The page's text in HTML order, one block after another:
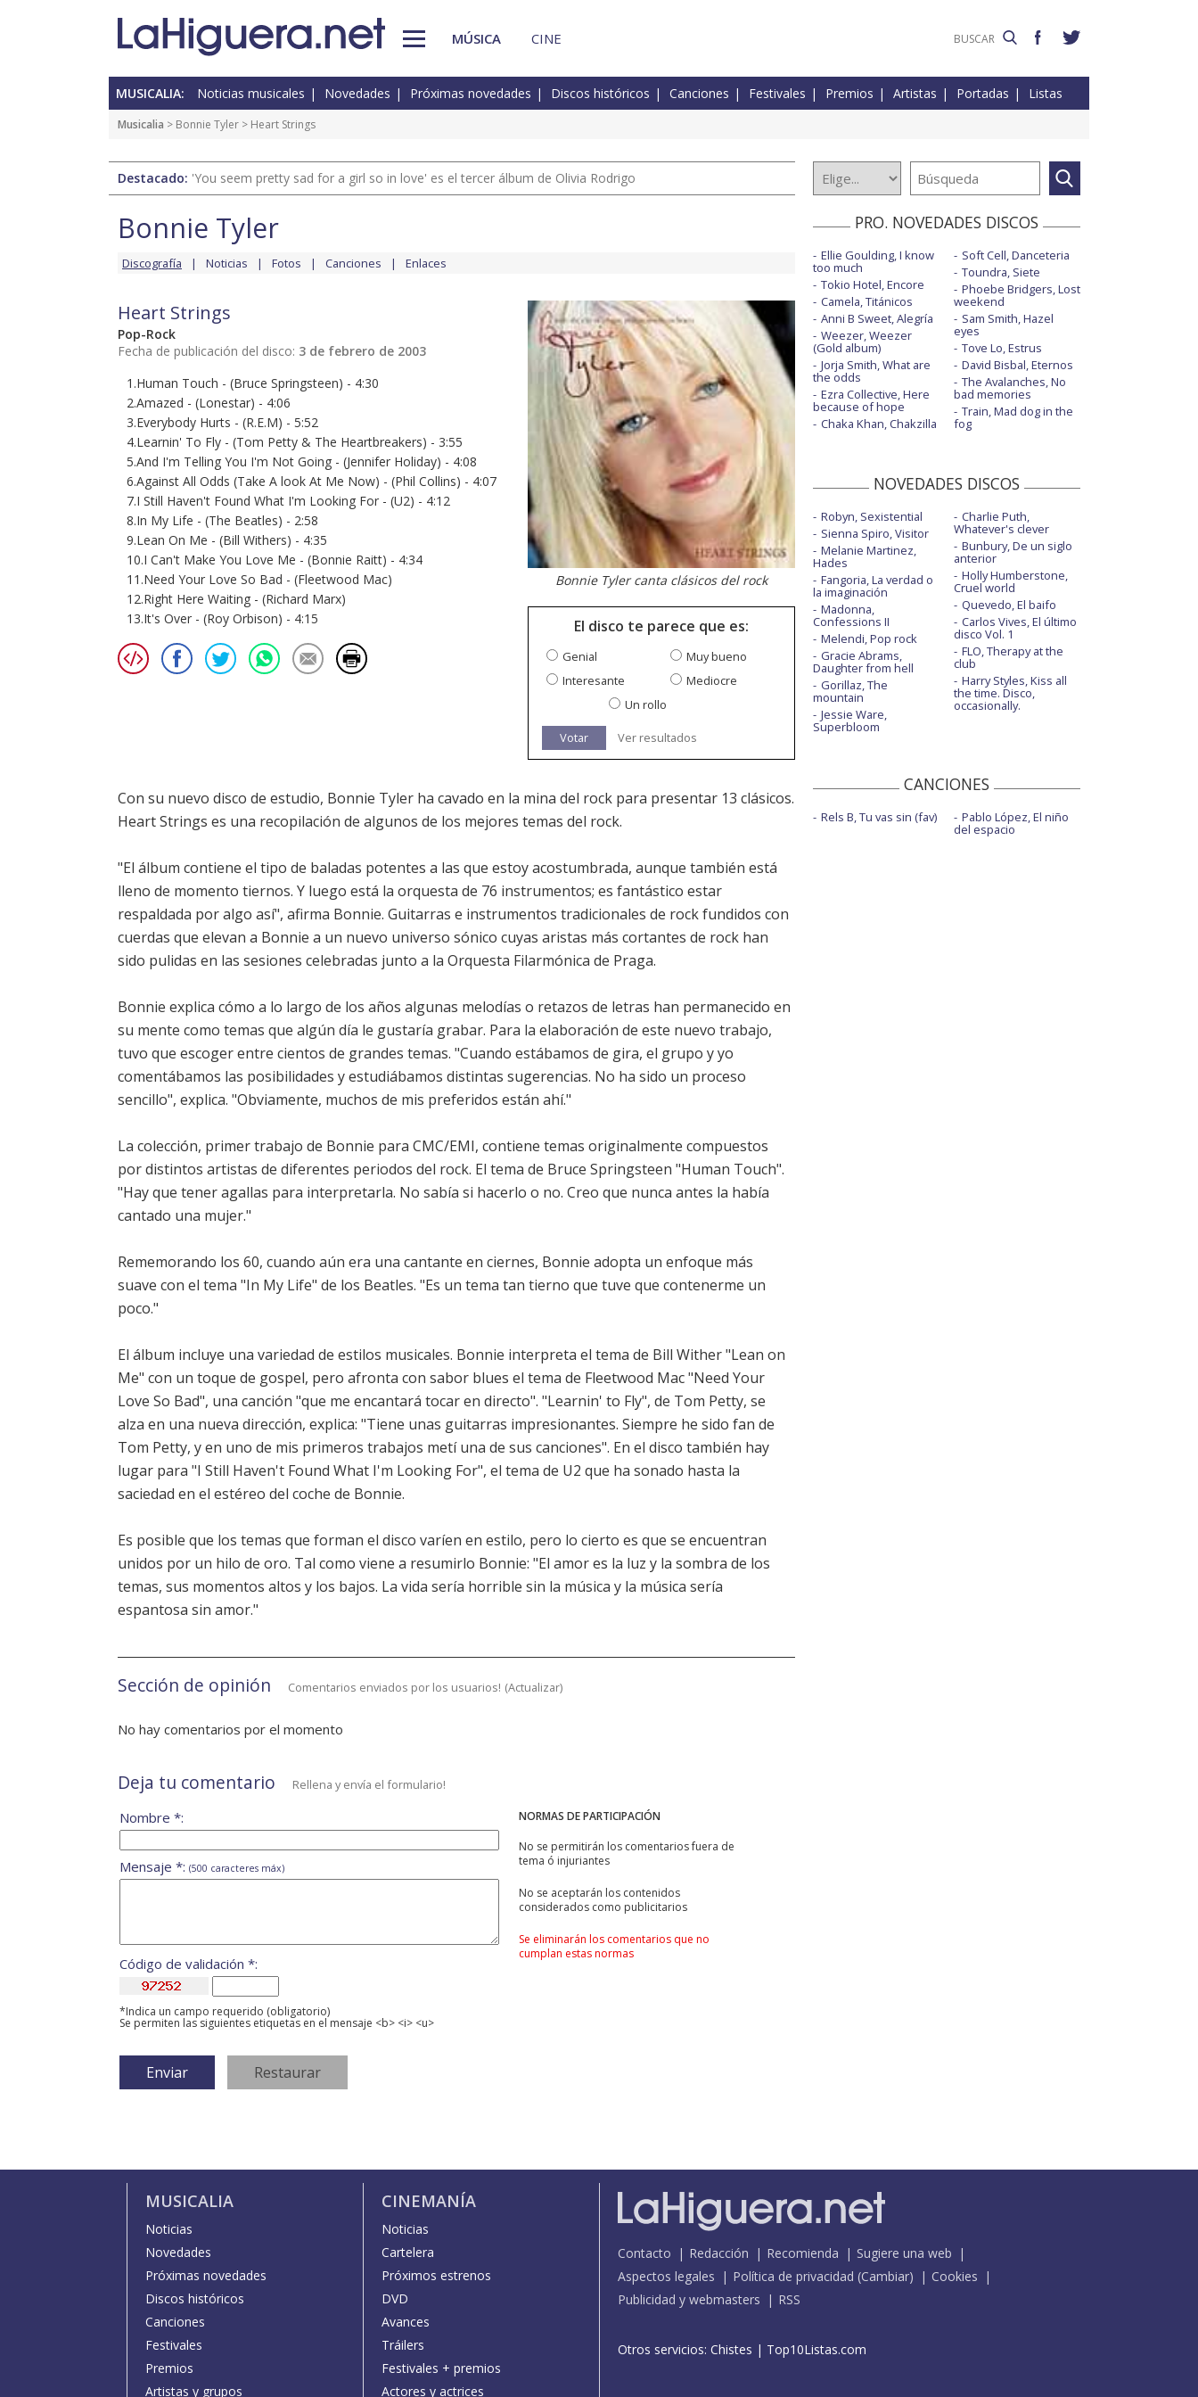
MÚSICA CINE
MUSICALIA: Noticias musicales Novedades Próximas novedades Discos históricos Canciones Festivales Premios Artistas Portadas Listas
Musicalia > Bonnie Tyler > Heart Strings
Destacado: 'You seem pretty sad for a girl so in love' es el tercer álbum de Olivia Rodrigo
Bonnie Tyler
Discografía Noticias Fotos Canciones Enlaces
Heart Strings
Pop-Rock
Fecha de publicación del disco: 3 de febrero de 2003
1.Human Touch - (Bruce Springsteen) - 4:30
2.Amazed - (Lonestar) - 4:06
3.Everybody Hurts - (R.E.M) - 5:52
4.Learnin' To Fly - (Tom Petty & The Heartbreakers) - 3:55
5.And I'm Telling You I'm Not Going - (Jennifer Holiday) - 4:08
6.Against All Odds (Take A look At Me Now) - (Phil Collins) - 4:07
7.I Still Haven't Found What I'm Looking For - (U2) - 4:12
8.In My Life - (The Beatles) - 2:58
9.Lean On Me - (Bill Withers) - 4:35
10.I Can't Make You Love Me - (Bonnie Raitt) - 4:34
11.Need Your Love So Bad - (Fleetwood Mac)
12.Right Here Waiting - (Richard Marx)
13.It's Over - (Roy Orbison) - 4:15
Bonnie Tyler canta clásicos del rock
El disco te parece que es:
Genial
Muy bueno
Interesante
Mediocre
Un rollo
Votar Ver resultados
Con su nuevo disco de estudio, Bonnie Tyler ha cavado en la mina del rock para presentar 13 clásicos.
Heart Strings es una recopilación de algunos de los mejores temas del rock.
"El álbum contiene el tipo de baladas potentes a las que estoy acostumbrada, aunque también está
lleno de momento tiernos. Y luego está la orquesta de 76 instrumentos; es fantástico estar
respaldada por algo así", afirma Bonnie. Guitarras e instrumentos tradicionales de rock fundidos con
cuerdas que elevan a Bonnie a un nuevo universo sónico cuyas aristas más cortantes de rock han
sido pulidas en las sesiones celebradas junto a la Orquesta Filarmónica de Praga.
Bonnie explica cómo a lo largo de los años algunas melodías o retazos de letras han permanecido en
su mente como temas que algún día le gustaría grabar. Para la elaboración de este nuevo trabajo,
tuvo que escoger entre cientos de grandes temas. "Cuando estábamos de gira, el grupo y yo
comentábamos las posibilidades y estudiábamos distintas sugerencias. No ha sido un proceso
sencillo", explica. "Obviamente, muchos de mis preferidos están ahí."
La colección, primer trabajo de Bonnie para CMC/EMI, contiene temas originalmente compuestos
por distintos artistas de diferentes periodos del rock. El tema de Bruce Springsteen "Human Touch".
"Hay que tener agallas para interpretarla. No sabía si hacerlo o no. Creo que nunca antes la había
cantado una mujer."
Rememorando los 60, cuando aún era una cantante en ciernes, Bonnie adopta un enfoque más
suave con el tema "In My Life" de los Beatles. "Es un tema tan tierno que tuve que contenerme un
poco."
El álbum incluye una variedad de estilos musicales. Bonnie interpreta el tema de Bill Wither "Lean on
Me" con un toque de gospel, pero afronta con sabor blues el tema de Fleetwood Mac "Need Your
Love So Bad", una canción "que me encantará tocar en directo". "Learnin' to Fly", de Tom Petty, se
alza en una nueva dirección, explica: "Tiene unas guitarras impresionantes. Siempre he sido fan de
Tom Petty, y en uno de mis primeros trabajos metí una de sus canciones". En el disco también hay
lugar para "I Still Haven't Found What I'm Looking For", el tema de U2 que ha sonado hasta la
saciedad en el estéreo del coche de Bonnie.
Es posible que los temas que forman el disco varíen en estilo, pero lo cierto es que se encuentran
unidos por un hilo de oro. Tal como viene a resumirlo Bonnie: "El amor es la luz y la sombra de los
temas, sus momentos altos y los bajos. La vida sería horrible sin la música y la música sería
espantosa sin amor."
Sección de opinión Comentarios enviados por los usuarios! (Actualizar)
No hay comentarios por el momento
Deja tu comentario Rellena y envía el formulario!
NORMAS DE PARTICIPACIÓN
No se permitirán los comentarios fuera de
tema ó injuriantes
No se aceptarán los contenidos
considerados como publicitarios
Se eliminarán los comentarios que no
cumplan estas normas
Nombre *:
Mensaje *: (500 caracteres máx)
Código de validación *:
*Indica un campo requerido (obligatorio)
Se permiten las siguientes etiquetas en el mensaje <b> <i> <u>
PRO. NOVEDADES DISCOS
Ellie Goulding, I know
too much
Tokio Hotel, Encore
Camela, Titánicos
Anni B Sweet, Alegría
Weezer, Weezer
(Gold album)
Jorja Smith, What are
the odds
Ezra Collective, Here
because of hope
Chaka Khan, Chakzilla
Soft Cell, Danceteria
Toundra, Siete
Phoebe Bridgers, Lost
weekend
Sam Smith, Hazel
eyes
Tove Lo, Estrus
David Bisbal, Eternos
The Avalanches, No
bad memories
Train, Mad dog in the
fog
NOVEDADES DISCOS
Robyn, Sexistential
Sienna Spiro, Visitor
Melanie Martinez,
Hades
Fangoria, La verdad o
la imaginación
Madonna,
Confessions II
Melendi, Pop rock
Gracie Abrams,
Daughter from hell
Gorillaz, The
mountain
Jessie Ware,
Superbloom
Charlie Puth,
Whatever's clever
Bunbury, De un siglo
anterior
Holly Humberstone,
Cruel world
Quevedo, El baifo
Carlos Vives, El último
disco Vol. 1
FLO, Therapy at the
club
Harry Styles, Kiss all
the time. Disco,
occasionally.
CANCIONES
Rels B, Tu vas sin (fav) Pablo López, El niño
del espacio
MUSICALIA
Noticias
Novedades
Próximas novedades
Discos históricos
Canciones
Festivales
Premios
Artistas y grupos
CINEMANÍA
Noticias
Cartelera
Próximos estrenos
DVD
Avances
Tráilers
Festivales + premios
Actores y actrices
Contacto Redacción Recomienda
Sugiere una web
Aspectos legales
Política de privacidad (Cambiar)
Cookies
Publicidad y webmasters
RSS
Otros servicios: Chistes | Top10Listas.com